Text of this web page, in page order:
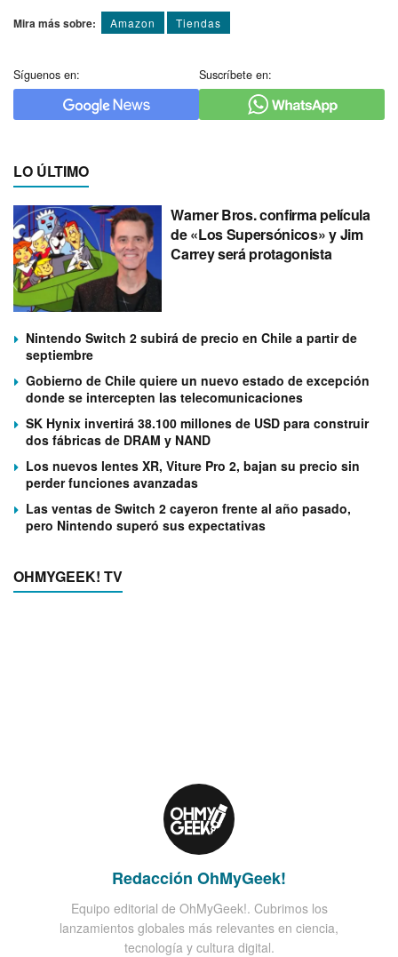
Mira más sobre: Amazon Tiendas
Síguenos en: Suscríbete en:
LO ÚLTIMO
Warner Bros. confirma película
de «Los Supersónicos» y Jim
Carrey será protagonista
Nintendo Switch 2 subirá de precio en Chile a partir de
septiembre
Gobierno de Chile quiere un nuevo estado de excepción
donde se intercepten las telecomunicaciones
SK Hynix invertirá 38.100 millones de USD para construir
dos fábricas de DRAM y NAND
Los nuevos lentes XR, Viture Pro 2, bajan su precio sin
perder funciones avanzadas
Las ventas de Switch 2 cayeron frente al año pasado,
pero Nintendo superó sus expectativas
OHMYGEEK! TV
Redacción OhMyGeek!
Equipo editorial de OhMyGeek!. Cubrimos los
lanzamientos globales más relevantes en ciencia,
tecnología y cultura digital.